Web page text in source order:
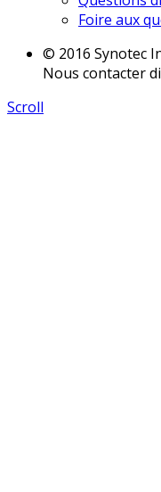
Foire aux
© 2016 Synotec
Nous contacter
Scroll